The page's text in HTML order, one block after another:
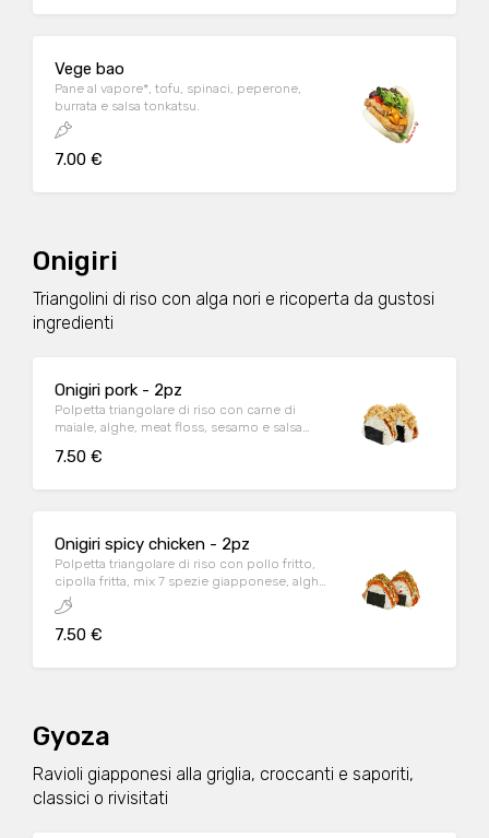
Vege bao
Pane al vapore*, tofu, spinaci, peperone,
burrata e salsa tonkatsu.
7.00 €
Onigiri
Triangolini di riso con alga nori e ricoperta da gustosi
ingredienti
Onigiri pork - 2pz
Polpetta triangolare di riso con carne di
maiale, alghe, meat floss, sesamo e salsa
7.50 €
Onigiri spicy chicken - 2pz
Polpetta triangolare di riso con pollo fritto,
cipolla fritta, mix 7 spezie giapponese, alghe
e maionese.
7.50 €
Gyoza
Ravioli giapponesi alla griglia, croccanti e saporiti,
classici o rivisitati